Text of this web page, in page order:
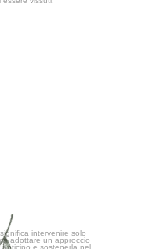
bisogno di essere
non significa...